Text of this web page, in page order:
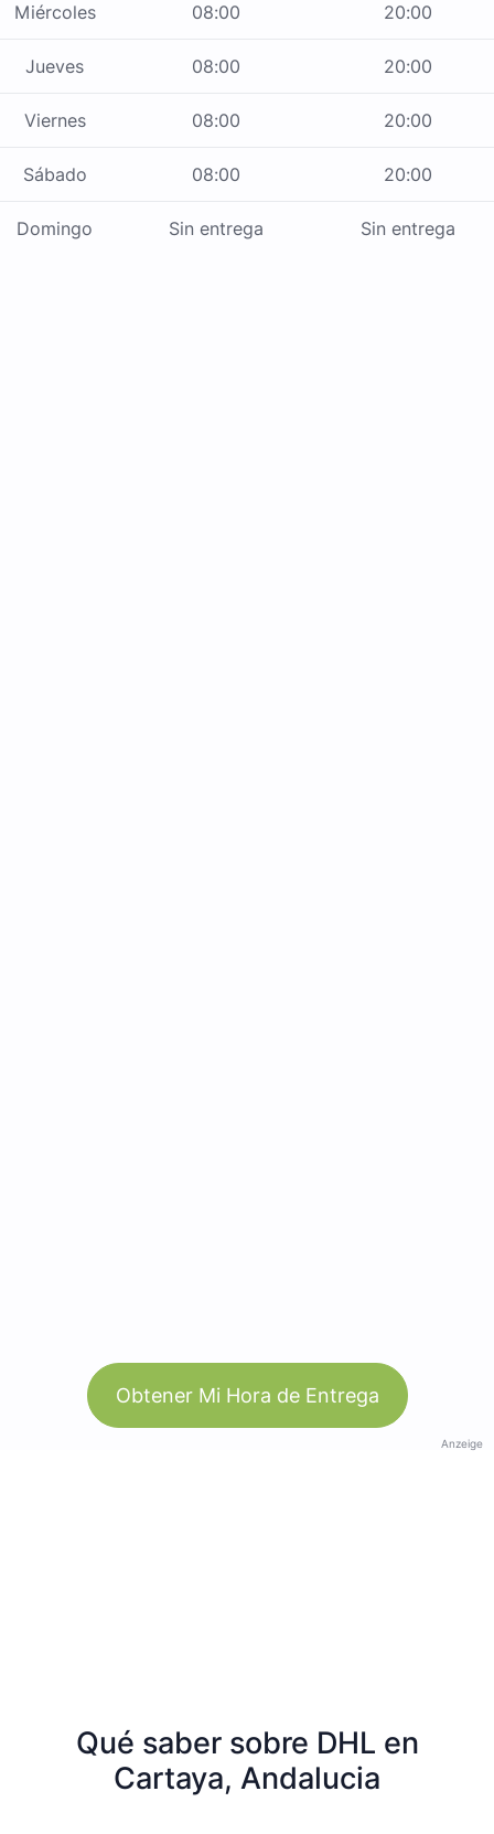
Miércoles 08:00 20:00
Jueves 08:00 20:00
Viernes 08:00 20:00
Sábado 08:00 20:00
Domingo Sin entrega Sin entrega
Obtener Mi Hora de Entrega
Anzeige
Qué saber sobre DHL en
Cartaya, Andalucia